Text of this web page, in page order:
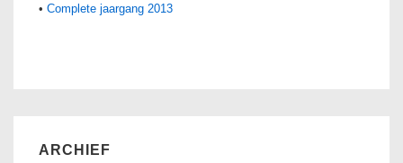
• Complete jaargang 2013
ARCHIEF